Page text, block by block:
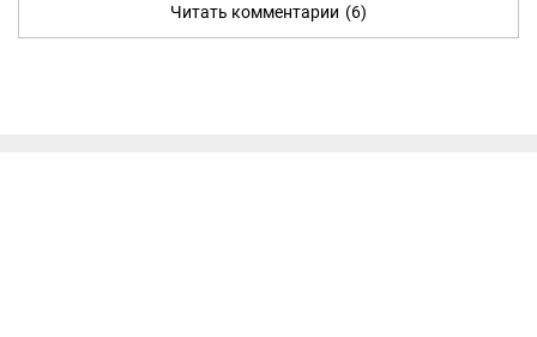
Читать комментарии (6)